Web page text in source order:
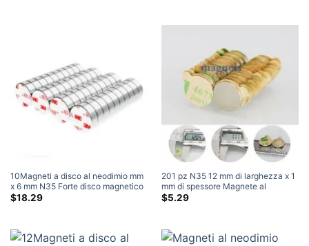
10Magneti a disco al neodimio mm
x 6 mm N35 Forte disco magnetico
per terre rare con autoadesivo 3M
$18.29
201 pz N35 12 mm di larghezza x 1
mm di spessore Magnete al
neodimio flessibile con autoadesivo
adesivi al neodimio
$5.29